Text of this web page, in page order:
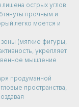
лишена острых углов
прочным и
легко моется и
(мягкие фигуры,
укрепляет
мышление
продуманной
пространства,